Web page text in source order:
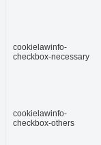
cookielawinfo-
checkbox-necessary
cookielawinfo-
checkbox-others